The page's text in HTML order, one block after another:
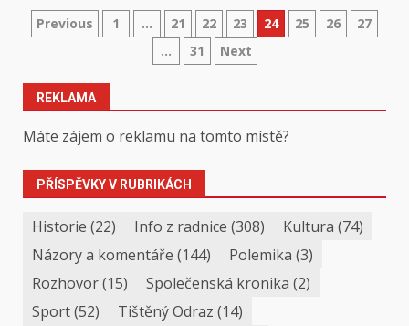
Stránkování
Previous 1 … 21 22 23 24 25 26
27
…
31 Next
REKLAMA
Máte zájem o reklamu na tomto místě?
PŘÍSPĚVKY V RUBRIKÁCH
Historie (22) Info z radnice (308) Kultura (74)
Názory a komentáře (144) Polemika (3)
Rozhovor(15) Společenská kronika (2)
Sport(52) Tištěný Odraz (14)